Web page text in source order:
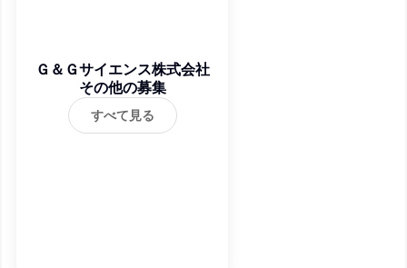
Ｇ＆Ｇサイエンス株式会社
その他の募集
すべて見る